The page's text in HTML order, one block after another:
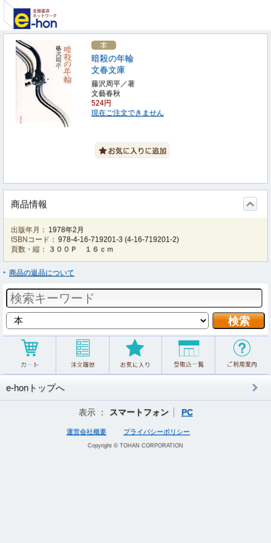
暗殺の年輪
文春文庫
藤沢周平／著
文藝春秋
524円
現在ご注文できません
商品情報
出版年月： 1978年2月
ISBNコード： 978-4-16-719201-3 (4-16-719201-2)
頁数・縦：
３００Ｐ １６ｃｍ
商品の返品について
e-honトップへ
表示 ： スマートフォン PC
運営会社概要 プライバシーポリシー
Copyright © TOHAN CORPORATION